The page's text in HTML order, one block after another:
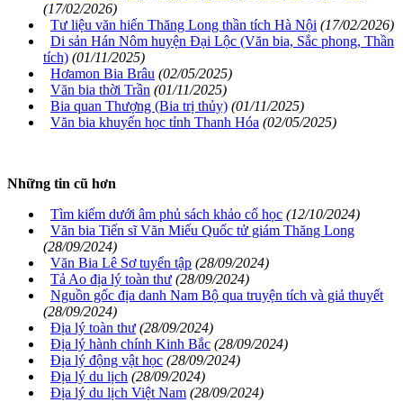
(17/02/2026)
Tư liệu văn hiến Thăng Long thần tích Hà Nội (17/02/2026)
Di sản Hán Nôm huyện Đại Lộc (Văn bia, Sắc phong, Thần
tích) (01/11/2025)
Hơamon Bia Brâu (02/05/2025)
Văn bia thời Trần (01/11/2025)
Bia quan Thượng (Bia trị thủy) (01/11/2025)
Văn bia khuyến học tỉnh Thanh Hóa (02/05/2025)
Những tin cũ hơn
Tìm kiếm dưới âm phủ sách khảo cổ học (12/10/2024)
Văn bia Tiến sĩ Văn Miếu Quốc tử giám Thăng Long
(28/09/2024)
Văn Bia Lê Sơ tuyển tập (28/09/2024)
Tả Ao địa lý toàn thư (28/09/2024)
Nguồn gốc địa danh Nam Bộ qua truyện tích và giả thuyết
(28/09/2024)
Địa lý toàn thư (28/09/2024)
Địa lý hành chính Kinh Bắc (28/09/2024)
Địa lý động vật học (28/09/2024)
Địa lý du lịch (28/09/2024)
Địa lý du lịch Việt Nam (28/09/2024)